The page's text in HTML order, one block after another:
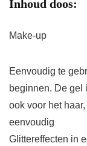
Inhoud doos:
Make-up
Eenvoudig te
beginnen. De gel
ook voor het
eenvoudig
Glittereffecten in